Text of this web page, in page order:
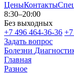
ЦеныКонтакты
8:30–20:00
Без выходных
+7 496 464-36-36
Задать вопрос
Болезни
Главная
Разное